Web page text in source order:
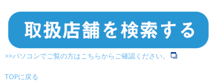
>>パソコンでご覧の方はこちらからご確認ください。
TOPに戻る